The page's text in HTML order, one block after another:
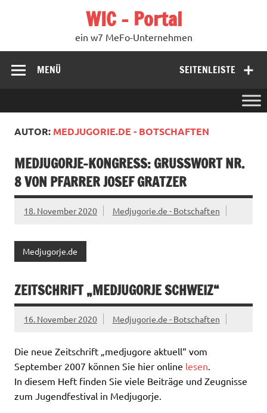
WIC – Portal
ein w7 MeFo-Unternehmen
SEITENLEISTE
MENÜ
AUTOR: MEDJUGORIE.DE - BOTSCHAFTEN
MEDJUGORJE-KONGRESS: GRUSSWORT NR. 8
VON PFARRER JOSEF GRATZER
18. November 2020 Medjugorie.de - Botschaften
Medjugorje.de
ZEITSCHRIFT „MEDJUGORJE SCHWEIZ“
16. November 2020 Medjugorie.de - Botschaften
Die neue Zeitschrift „medjugore aktuell“ vom
September 2007 können Sie hier online lesen
In diesem Heft finden Sie viele Beiträge und Zeugnisse
zum Jugendfestival in Medjugorje.